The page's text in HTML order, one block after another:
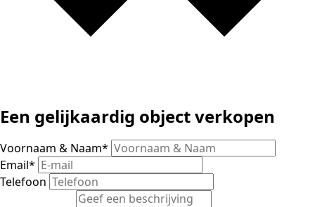
Een gelijkaardig object verkopen
Voornaam & Naam*
Email*
Telefoon